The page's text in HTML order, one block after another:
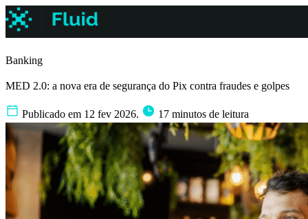
Banking
MED 2.0: a nova era de segurança do Pix contra fraudes e golpes
Publicado em 12 fev 2026. 17 minutos de leitura